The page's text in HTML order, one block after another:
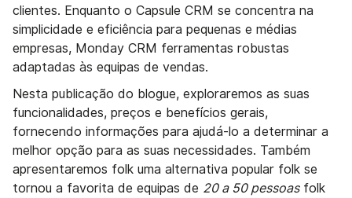
clientes. Enquanto o Capsule CRM se concentra na
simplicidade e eficiência para pequenas e médias
empresas, Monday CRM ferramentas robustas
adaptadas às equipas de vendas.
Nesta publicação do blogue, exploraremos as suas
funcionalidades, preços e benefícios gerais,
fornecendo informações para ajudá-lo a determinar a
melhor opção para as suas necessidades. Também
apresentaremos folk uma alternativa popular folk se
tornou a favorita de equipas de 20 a 50 pessoasfolk